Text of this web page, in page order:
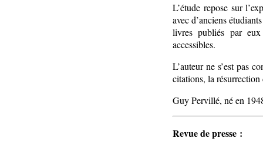
L’étude repose sur
avec d’anciens
livres publiés par
accessibles.
L’auteur ne s’est pas
citations, la résurrection
Guy Pervillé, né en
Revue de presse :